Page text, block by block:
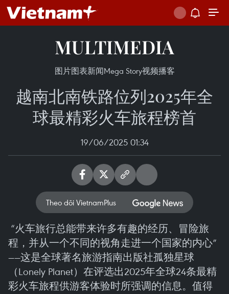
MULTIMEDIA
图片图表新闻Mega Story视频播客
越南北南铁路位列2025年全
球最精彩火车旅程榜首
19/06/2025 01:34
Theo dõi VietnamPlus
“火车旅行总能带来许多有趣的经历、冒险旅
程，并从一个不同的视角走进一个国家的内心”
——这是全球著名旅游指南出版社孤独星球
（Lonely Planet）在评选出2025年全球24条最精
彩火车旅程供游客体验时所强调的信息。值得